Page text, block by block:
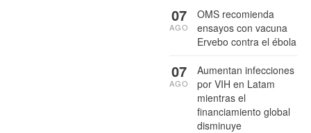
OMS recomienda
ensayos con vacuna
Ervebo contra el ébola
07
AGO
Aumentan infecciones
por VIH en Latam
mientras el
financiamiento global
disminuye
07
AGO